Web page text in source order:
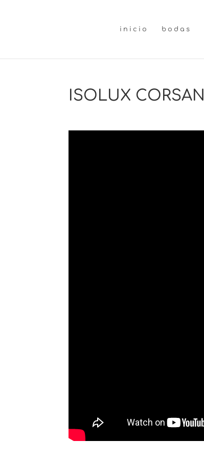
inicio bodas
ISOLUX CORSAN